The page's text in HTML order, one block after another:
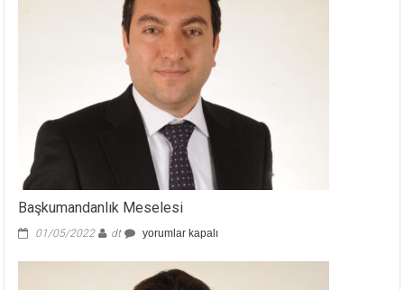
Başkumandanlık Meselesi
01/05/2022 dt
Başkumandanlık
için
yorumlar kapalı